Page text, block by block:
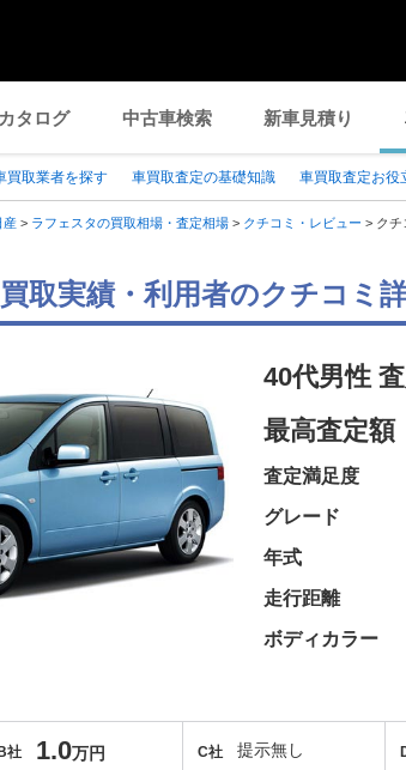
カタログ 中古車検索 新車見積り
買取業者を探す 車買取査定の基礎知識 車買取査定お役
産 > ラフェスタの買取相場・査定相場 > クチコミ・レビュー > クチ
取実績・利用者のクチコミ詳
40代男性
最高査定額
査定満足度
グレード
年式
走行距離
ボディカラー
社 1.0万円 C社 提示無し